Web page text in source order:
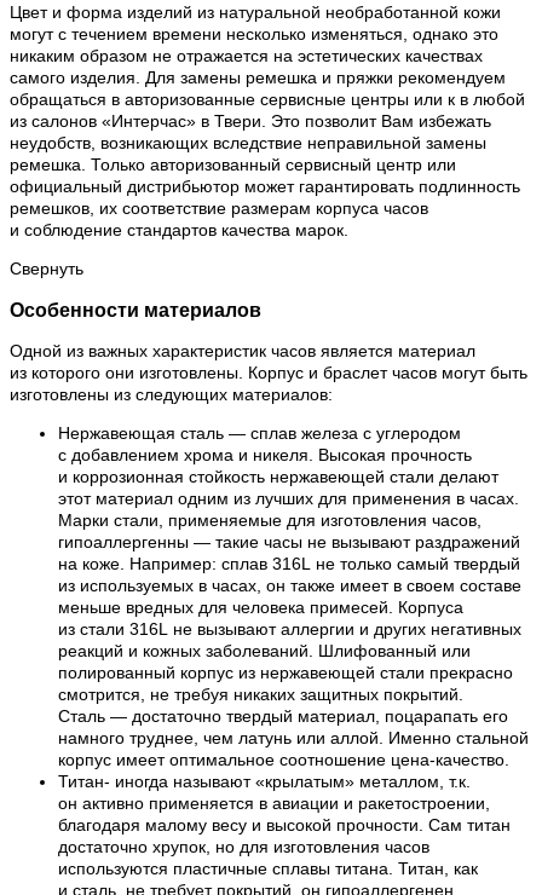
Цвет и форма изделий из натуральной необработанной кожи
могут с течением времени несколько изменяться, однако это
никаким образом не отражается на эстетических качествах
самого изделия. Для замены ремешка и пряжки рекомендуем
обращаться в авторизованные сервисные центры или к в любой
из салонов «Интерчас» в Твери. Это позволит Вам избежать
неудобств, возникающих вследствие неправильной замены
ремешка. Только авторизованный сервисный центр или
официальный дистрибьютор может гарантировать подлинность
ремешков, их соответствие размерам корпуса часов
и соблюдение стандартов качества марок.
Свернуть
Особенности материалов
Одной из важных характеристик часов является материал
из которого они изготовлены. Корпус и браслет часов могут быть
изготовлены из следующих материалов:
Нержавеющая сталь — сплав железа с углеродом
с добавлением хрома и никеля. Высокая прочность
и коррозионная стойкость нержавеющей стали делают
этот материал одним из лучших для применения в часах.
Марки стали, применяемые для изготовления часов,
гипоаллергенны — такие часы не вызывают раздражений
на коже. Например: сплав 316L не только самый твердый
из используемых в часах, он также имеет в своем составе
меньше вредных для человека примесей. Корпуса
из стали 316L не вызывают аллергии и других негативных
реакций и кожных заболеваний. Шлифованный или
полированный корпус из нержавеющей стали прекрасно
смотрится, не требуя никаких защитных покрытий.
Сталь — достаточно твердый материал, поцарапать его
намного труднее, чем латунь или аллой. Именно стальной
корпус имеет оптимальное соотношение цена-качество.
Титан- иногда называют «крылатым» металлом, т.к.
он активно применяется в авиации и ракетостроении,
благодаря малому весу и высокой прочности. Сам титан
достаточно хрупок, но для изготовления часов
используются пластичные сплавы титана. Титан, как
и сталь, не требует покрытий, он гипоаллергенен